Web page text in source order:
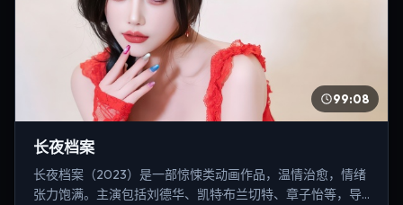
99:08
长夜档案
长夜档案（2023）是一部惊悚类动画作品，温情治愈，情绪
张力饱满。主演包括刘德华、凯特·布兰切特、章子怡等，导